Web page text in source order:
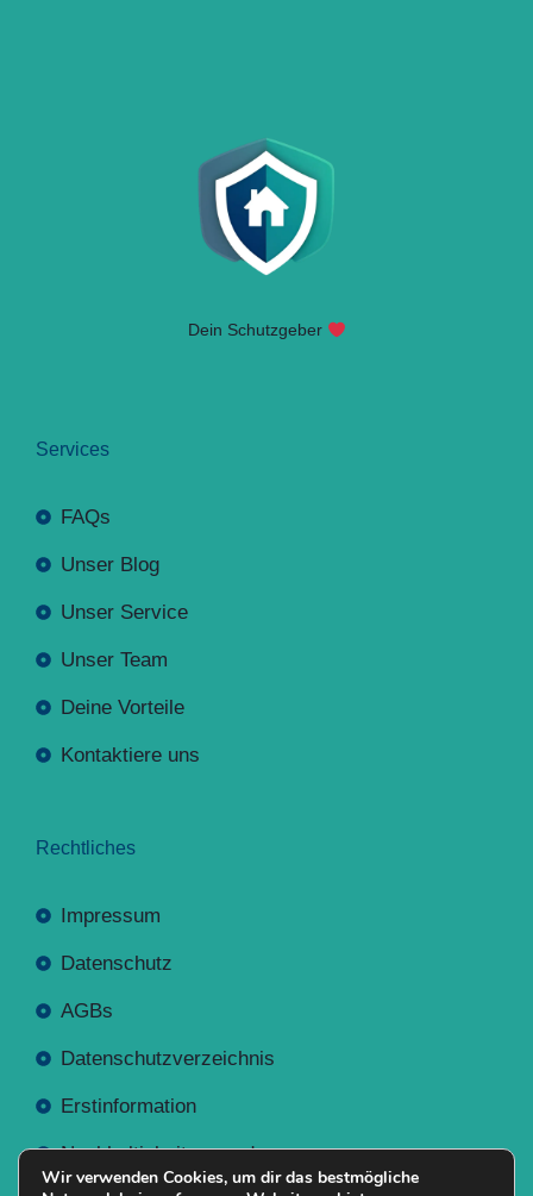
Dein Schutzgeber
Services
FAQs
Unser Blog
Unser Service
Unser Team
Deine Vorteile
Kontaktiere uns
Rechtliches
Impressum
Datenschutz
AGBs
Datenschutzverzeichnis
Erstinformation
Nachhaltigkeitsverordnung
Wir verwenden Cookies, um dir das bestmögliche